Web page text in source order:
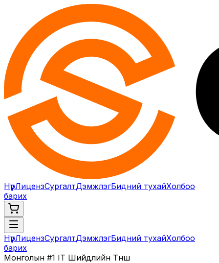
НүүрЛицензСургалтДэмжлэгБидний тухайХолбоо
барих
НүүрЛицензСургалтДэмжлэгБидний тухайХолбоо
барих
Монголын #1 IT Шийдлийн Түнш